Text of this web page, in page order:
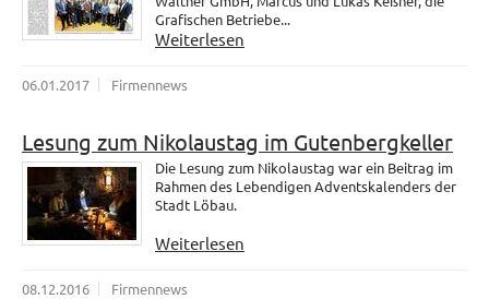
Grafischen Betriebe...
Weiterlesen
06.01.2017 Firmennews
Lesung zum Nikolaustag im Gutenbergkeller
Die Lesung zum Nikolaustag war ein Beitrag im
Rahmen des Lebendigen Adventskalenders der
Stadt Löbau.
Weiterlesen
08.12.2016 Firmennews